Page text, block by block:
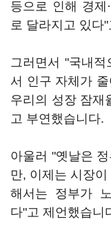
등으로 인해 경제
로 달라지고 있다
그러면서 "국내
서 인구 자체가
우리의 성장 잠재
고 부연했습니다.
아울러 "옛날은
만, 이제는 시장
해서는 정부가
다"고 제언했습니